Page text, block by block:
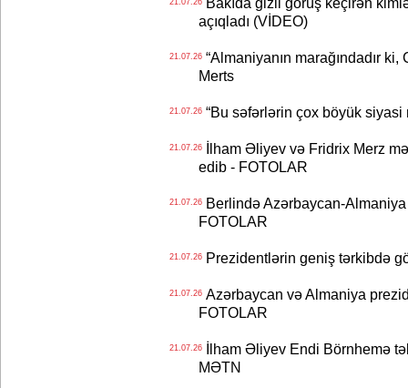
açıqladı (VİDEO)
21.07.26“Almaniyanın marağındadır
Merts
21.07.26“Bu səfərlərin çox böyük siyasi
21.07.26İlham Əliyev və Fridrix Merz
edib - FOTOLAR
21.07.26Berlində Azərbaycan-Almaniya
FOTOLAR
21.07.26Prezidentlərin geniş tərkibdə
21.07.26Azərbaycan və Almaniya
FOTOLAR
21.07.26İlham Əliyev Endi Börnhemə
MƏTN